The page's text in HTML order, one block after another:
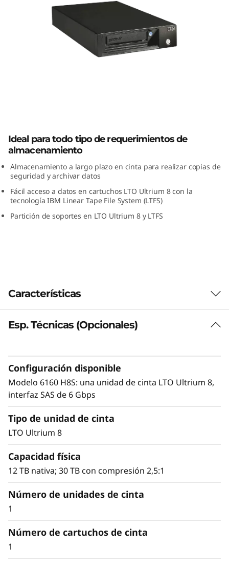
T
S
8
Ideal para todo tipo de requerimientos de
almacenamiento
Almacenamiento a largo plazo en cinta para realizar copias de
seguridad y archivar datos
Fácil acceso a datos en cartuchos LTO Ultrium 8 con la
tecnología IBM Linear Tape File System (LTFS)
Partición de soportes en LTO Ultrium 8 y LTFS
Características
Noticias destacadas
almacenamiento de archivado a la vez que
reduce los costes de almacenamiento en
general
Linear Tape-Open (LTO)
Admite la partición de soportes en el
Soporte de cinta Ultrium 8 y Ultrium 7
intercambiable
Los requisitos de almacenamiento han
Esp. Técnicas (Opcionales)
Configuración disponible
Modelo 6160 H8S: una unidad de cinta LTO Ultrium 8,
interfaz SAS de 6 Gbps
Tipo de unidad de cinta
LTO Ultrium 8
Capacidad física
12 TB nativa; 30 TB con compresión 2,5:1
Número de unidades de cinta
1
Número de cartuchos de cinta
1